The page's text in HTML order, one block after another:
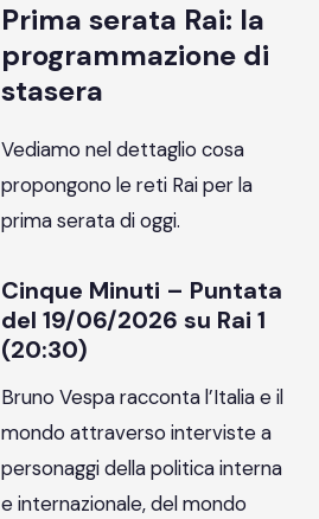
Prima serata Rai: la
programmazione di
stasera
Vediamo nel dettaglio cosa
propongono le reti Rai per la
prima serata di oggi.
Cinque Minuti – Puntata
del 19/06/2026 su Rai 1
(20:30)
Bruno Vespa racconta l’Italia e il
mondo attraverso interviste a
personaggi della politica interna
e internazionale, del mondo